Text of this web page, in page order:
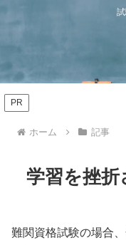
PR
ホーム 記事
学習を挫
難関資格試験の場合